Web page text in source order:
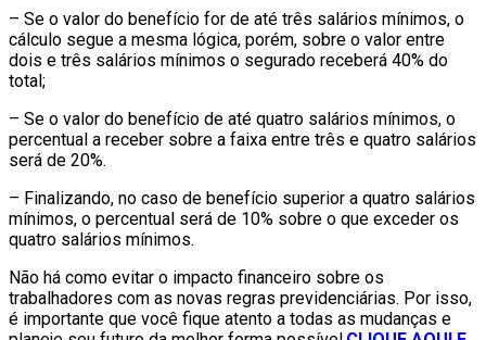
– Se o valor do benefício for de até três salários mínimos, o
cálculo segue a mesma lógica, porém, sobre o valor entre
dois e três salários mínimos o segurado receberá 40% do
total;
– Se o valor do benefício de até quatro salários mínimos, o
percentual a receber sobre a faixa entre três e quatro salários
será de 20%.
– Finalizando, no caso de benefício superior a quatro salários
mínimos, o percentual será de 10% sobre o que exceder os
quatro salários mínimos.
Não há como evitar o impacto financeiro sobre os
trabalhadores com as novas regras previdenciárias. Por isso,
é importante que você fique atento a todas as mudanças e